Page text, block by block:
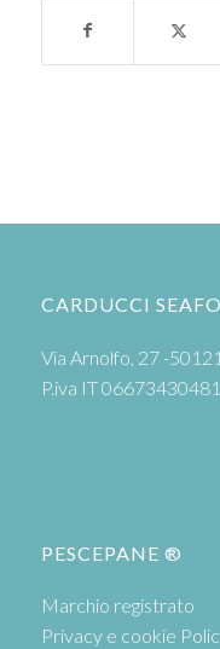
CARDUCCI
Via Arnolfo, 27 -
P.iva IT 06673430481
PESCEPANE ®
Marchio registrato
Privacy e cookie